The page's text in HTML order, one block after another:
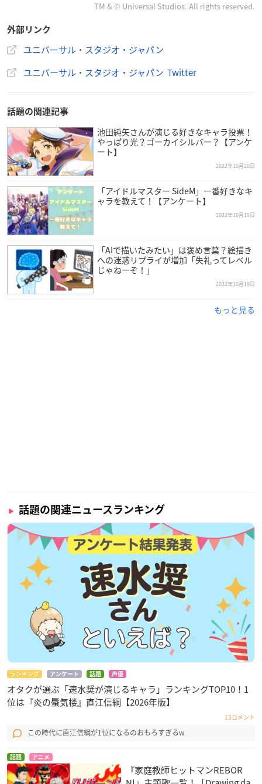
TM & © Universal Studios. All rights reserved.
外部リンク
ユニバーサル・スタジオ・ジャパン
ユニバーサル・スタジオ・ジャパン Twitter
話題の関連記事
池田純矢さんが演じる好きなキャラ投票！
やっぱり光？ゴーカイシルバー？【アンケ
ート】
2022年10月20日
「アイドルマスター SideM」一番好きなキ
ャラを教えて！【アンケート】
2022年10月19日
「AIで描いたみたい」は褒め言葉？絵描き
への迷惑リプライが増加「失礼ってレベル
じゃねーぞ！」
2022年10月19日
もっと見る
話題の関連ニュースランキング
ランキング アンケート 話題 声優
オタクが選ぶ「速水奨が演じるキャラ」ランキングTOP10！1
位は『炎の蜃気楼』直江信綱【2026年版】
13コメント
この時代に直江信綱が1位になるのおもろすぎるw
話題 アニメ
『家庭教師ヒットマンREBOR